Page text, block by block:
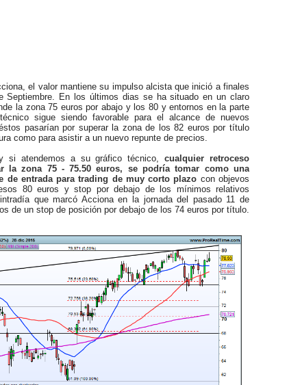
el valor mantiene su impulso alcista que inició a finales
Septiembre. En los últimos dias se ha situado en un claro
la zona 75 euros por abajo y los 80 y entornos en la parte
sigue siendo favorable para el alcance de nuevos
pasarían por superar la zona de los 82 euros por título
como para asistir a un nuevo repunte de precios.
atendemos a su gráfico técnico,cualquier retroceso
la zona 75 - 75.50 euros, se podría tomar como una
de entrada para trading de muy corto plazo con objevos
80 euros y stop por debajo de los mínimos relativos
que marcó Acciona en la jornada del pasado 11 de
de un stop de posición por debajo de los 74 euros por título.